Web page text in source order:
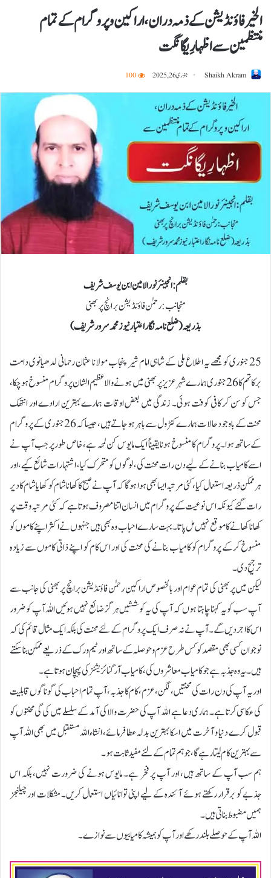
الخیر فاؤنڈیشن کے ذمہ دران، اراکین و پروگرام کے تمام
منتظمین سے اظہارِ یگانگت
Shaikh Akram جنوری 26, 2025 100
بقلم : انجینئر نورالامین ابن یوسف شریف
منجانب: رحمٰن فاؤنڈیشن برانچ پربھنی
بذریعہ ( ضلع نامہ نگار اعتبار نیوز محمد سرور شریف )
25 جنوری کو مجھے یہ اطلاع ملی کے شاہی امام شیر پنجاب مولانا عثمان رحمانی لدھیانوی دامت
برکاتہم کا 26جنوری ہمارے شہر عزیز پربھنی میں ہونے والا عظیم الشان پروگرام منسوخ ہوچکا ،
جس کو سن کر کافی کوفت ہوئی۔ زندگی میں بعض اوقات ہمارے بہترین ارادے اور انتھک
محنت کے باوجود حالات ہمارے کنٹرول سے باہر ہوجاتے ہیں، جیسا کہ 26 جنوری کے پروگرام
کے ساتھ ہوا۔ پروگرام کا منسوخ ہونا یقیناً ایک مایوس کن لمحہ ہے، خاص طور پر جب آپ نے
اسے کامیاب بنانے کے لیے دن رات محنت کی، لوگوں کو متحرک کیا، اشتہارات شائع کیے، اور
ہر ممکن ذریعہ استعمال کیا، کئی مرتبہ ایسا بھی ہوا ہوگا کہ آپ نے صبح کاکھاناشام کو کھایا شام کا دیر
رات گئے کیونکہ اس نوعیت کے پروگرام میں انسان اتنا مصروف ہوتاہے کہ کئی مرتبہ وقت پر
کھانا کھانے کا موقع نہیں مل پاتا۔ بہت سارے احباب وہ بھی ہیں جنہوں نے اکثر اپنے کاموں کو
منسوخ کرکے پروگرام کو کامیاب بنانے کی محنت کی اور اس کام کو اپنے ذاتی کاموں سے زیادہ
ترجیح دی۔
لیکن میں پربھنی کی تمام عوام اور بالخصوص اراکین رحمٰن فاؤنڈیشن برانچ پربھنی کی جانب سے
آپ سب کو یہ کہنا چاہتا ہوں کہ آپ کی یہ کوششیں ہرگز ضائع نہیں ہوئیں اللہ آپ کو ضرور
اس کا اجردیں گے ۔ آپ نے نہ صرف ایک پروگرام کے لئے محنت کی بلکہ ایک مثال قائم کی کہ
نوجوان کسی بھی مقصد کو کس طرح عزم و حوصلہ کے ساتھ اور ٹیم ورک کے ذریعے ممکن بنا سکتے
ہیں۔ یہ وہ جذبہ ہے جو کامیاب معاشروں کی، کامیاب آرگنائزیشنز کی پہچان ہوتا ہے۔
اور یہ آپ کی دن رات کی محنتیں، لگن، عزم، کام کا جذبہ ، آپ تمام احباب کی گوناگوں قابلیت
کی عکاسی کرتا ہے۔ ہماری دعا ہے اللہ آپ کی حضرت والا کی آمد کے سلسلے میں کی گی محنتوں کو
قبول کرے دنیا و آخرت میں اسکا بہترین بدلہ عطا فرمائے، انشاءاللہ مستقبل میں بھی اللہ آپ
سے بہترین کام لیتارہے گا، جو ہم تمام کے لئے مفید ثابت ہو۔
ہم سب آپ کے ساتھ ہیں، اور آپ پر فخر ہے۔ مایوس ہونے کی ضرورت نہیں، بلکہ اس
جذبے کو برقرار رکھتے ہوئے آئندہ کے لیے اپنی توانائیاں استعمال کریں۔ مشکلات اور چیلنجز
ہمیں مضبوط بناتی ہیں۔
اللہ آپ کے حوصلے بلند رکھے اور آپ کو ہمیشہ کامیابیوں سے نوازے۔